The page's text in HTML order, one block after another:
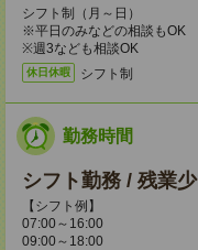
シフト制（月～日）
※平日のみなどの相談もOK
※週3なども相談OK
休日休暇 シフト制
勤務時間
シフト勤務 / 残業少
【シフト例】
07:00～16:00
09:00～18:00